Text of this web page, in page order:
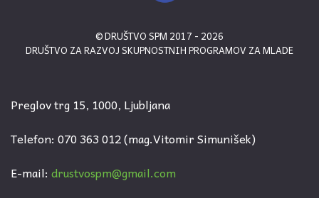
© DRUŠTVO SPM 2017 - 2026
DRUŠTVO ZA RAZVOJ SKUPNOSTNIH PROGRAMOV ZA MLADE
Preglov trg 15, 1000, Ljubljana
Telefon: 070 363 012 (mag.Vitomir Simunišek)
E-mail: drustvospm@gmail.com